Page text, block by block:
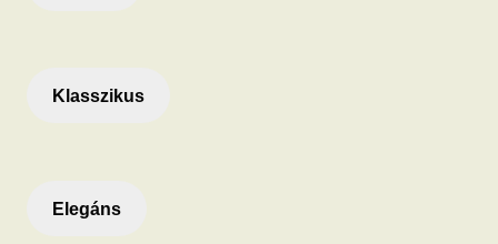
Klasszikus
Elegáns